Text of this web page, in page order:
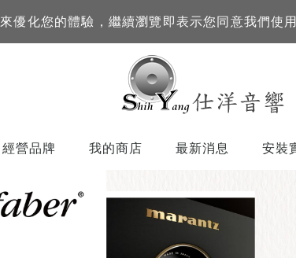
優化您的體驗，繼續瀏覽即表示您同意我們使
經營品牌 我的商店 最新消息 安裝